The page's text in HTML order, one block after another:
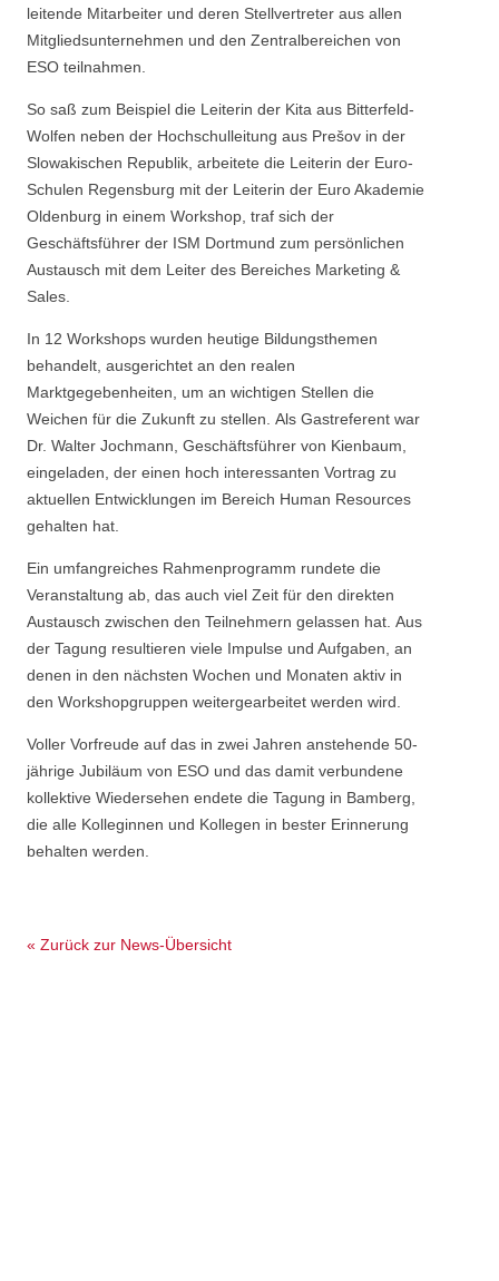
leitende Mitarbeiter und deren Stellvertreter aus allen
Mitgliedsunternehmen und den Zentralbereichen von
ESO teilnahmen.
So saß zum Beispiel die Leiterin der Kita aus Bitterfeld-
Wolfen neben der Hochschulleitung aus Prešov in der
Slowakischen Republik, arbeitete die Leiterin der Euro-
Schulen Regensburg mit der Leiterin der Euro Akademie
Oldenburg in einem Workshop, traf sich der
Geschäftsführer der ISM Dortmund zum persönlichen
Austausch mit dem Leiter des Bereiches Marketing &
Sales.
In 12 Workshops wurden heutige Bildungsthemen
behandelt, ausgerichtet an den realen
Marktgegebenheiten, um an wichtigen Stellen die
Weichen für die Zukunft zu stellen. Als Gastreferent war
Dr. Walter Jochmann, Geschäftsführer von Kienbaum,
eingeladen, der einen hoch interessanten Vortrag zu
aktuellen Entwicklungen im Bereich Human Resources
gehalten hat.
Ein umfangreiches Rahmenprogramm rundete die
Veranstaltung ab, das auch viel Zeit für den direkten
Austausch zwischen den Teilnehmern gelassen hat. Aus
der Tagung resultieren viele Impulse und Aufgaben, an
denen in den nächsten Wochen und Monaten aktiv in
den Workshopgruppen weitergearbeitet werden wird.
Voller Vorfreude auf das in zwei Jahren anstehende 50-
jährige Jubiläum von ESO und das damit verbundene
kollektive Wiedersehen endete die Tagung in Bamberg,
die alle Kolleginnen und Kollegen in bester Erinnerung
behalten werden.
« Zurück zur News-Übersicht